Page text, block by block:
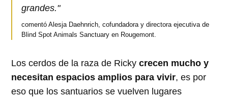
grandes."
comentó Alesja Daehnrich, cofundadora y directora ejecutiva de
Blind Spot Animals Sanctuary en Rougemont.
Los cerdos de la raza de Rickycrecen mucho y
necesitan espacios amplios para vivir, es por
eso que los santuarios se vuelven lugares